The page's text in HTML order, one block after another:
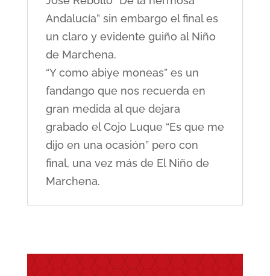
Andalucía” sin embargo el final es
un claro y evidente guiño al Niño
de Marchena.
“Y como abiye moneas” es un
fandango que nos recuerda en
gran medida al que dejara
grabado el Cojo Luque “Es que me
dijo en una ocasión” pero con
final, una vez más de El Niño de
Marchena.